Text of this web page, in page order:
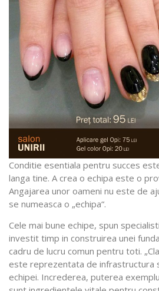
Conditie esentiala pentru succes
langa tine. A crea o echipa este o
Angajarea unor oameni nu este de
se numeasca o „echipa“.
Cele mai bune echipe, spun
investit timp in construirea unei
cadru de lucru comun pentru toti.
este reprezentata de infrastructura
echipei. Increderea, puterea